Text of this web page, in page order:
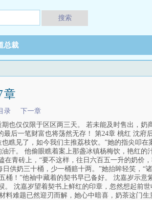
搜索
总裁
章
录
下一章
也仅仅限于区区两三天。 若未能及时售出，奶
后一笔财富也将荡然无存！ 第24章 桃红 沈府
瞧见了，如今我们主推荔枝饮。”她的指尖叩在
汗。 他偷眼瞧着案上那盏冰镇杨梅饮，艳红的
青砖上，“要不这样，往日六百五一升的奶价
供奶三十桶，少一桶赔十两。”她抬眸轻笑，“
桶！”他袖中藏着的契书早已备好。 沈嘉岁示意
沈嘉岁望着契书上鲜红的印章，忽然想起前
难题已然迎刃而解，她心中暗喜，奶茶这门